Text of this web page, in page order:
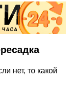
нет, то какой